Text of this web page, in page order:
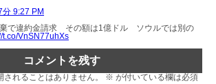
9:27 PM
で違約金請求 その額は1億ドル ソウルでは別の
t.co/VnSN77uhXs
コメントを残す
れることはありません。 ※ が付いている欄は必須